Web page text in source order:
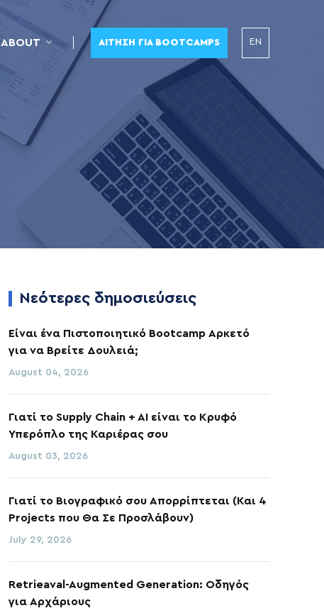
ABOUT ΑΊΤΗΣΗ ΓΙΑ BOOTCAMPS EN
Νεότερες δημοσιεύσεις
Είναι ένα Πιστοποιητικό Bootcamp Αρκετό
για να Βρείτε Δουλειά;
August 04, 2026
Γιατί το Supply Chain + AI είναι το Κρυφό
Υπερόπλο της Καριέρας σου
August 03, 2026
Γιατί το Βιογραφικό σου Απορρίπτεται (Και 4
Projects που Θα Σε Προσλάβουν)
July 29, 2026
Retrieaval-Augmented Generation: Οδηγός
για Αρχάριους